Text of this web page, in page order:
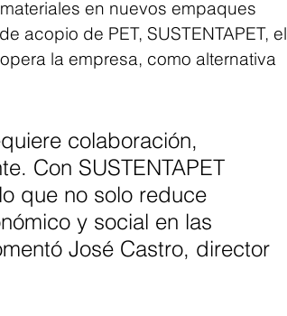
en nuevos empaques
acopio de PET, SUSTENTAPET, el
la empresa, como alternativa
colaboración,
Con SUSTENTAPET
que no solo reduce
y social en las
José Castro, director